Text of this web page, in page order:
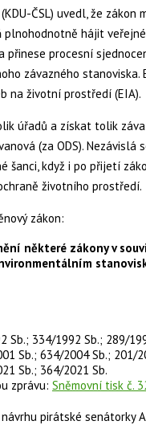
ČSL) uvedl, že zákon
hájit
přinese procesní
závazného stanoviska.
na životní prostředí (EIA).
úřadů a získat tolik
(za ODS). Nezávislá
šanci, když i po přijetí
životního prostředí.
zákon:
některé zákony v
Sb.; 334/1992 Sb.; 289/
Sb.; 634/2004 Sb.; 201/
Sb.; 364/2021 Sb.
zprávu: Sněmovní tisk č.
pirátské senátorky